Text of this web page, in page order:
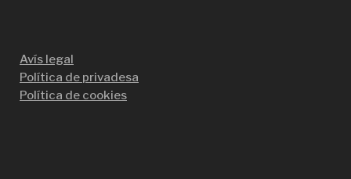
Avís legal
Política de privadesa
Política de cookies